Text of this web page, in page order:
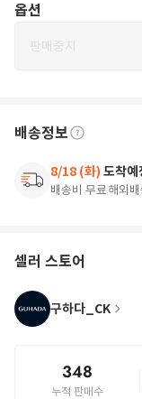
옵션
판매중지
배송정보
8/18 (화) 도착예
배송비 무료해외
셀러 스토어
구하다_CK
348
누적 판매수